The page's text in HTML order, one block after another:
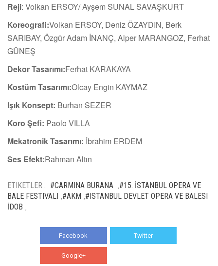
Reji: Volkan ERSOY/ Ayşem SUNAL SAVAŞKURT
Koreografi:Volkan ERSOY, Deniz ÖZAYDIN, Berk
SARIBAY, Özgür Adam İNANÇ, Alper MARANGOZ, Ferhat
GÜNEŞ
Dekor Tasarımı:Ferhat KARAKAYA
Kostüm Tasarımı:Olcay Engin KAYMAZ
Işık Konsept: Burhan SEZER
Koro Şefi: Paolo VILLA
Mekatronik Tasarımı: İbrahim ERDEM
Ses Efekt:Rahman Altın
ETIKETLER : #CARMINA BURANA
#15. İSTANBUL OPERA VE
BALE FESTIVALI #AKM #ISTANBUL DEVLET OPERA VE BALESI
İDOB
Facebook Twitter
Google+